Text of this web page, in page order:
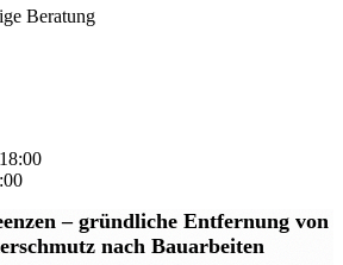
Beratung
– gründliche Entfernung von
nach Bauarbeiten